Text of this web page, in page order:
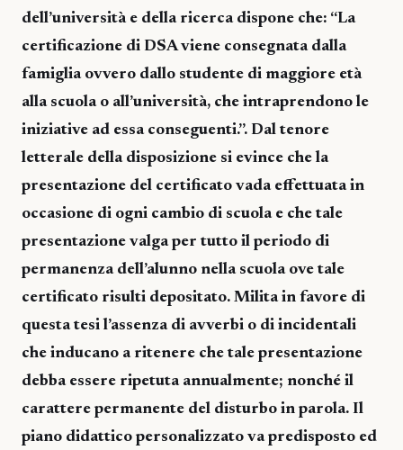
dell’università e della ricerca dispone che: “La
certificazione di DSA viene consegnata dalla
famiglia ovvero dallo studente di maggiore età
alla scuola o all’università, che intraprendono le
iniziative ad essa conseguenti.”. Dal tenore
letterale della disposizione si evince che la
presentazione del certificato vada effettuata in
occasione di ogni cambio di scuola e che tale
presentazione valga per tutto il periodo di
permanenza dell’alunno nella scuola ove tale
certificato risulti depositato. Milita in favore di
questa tesi l’assenza di avverbi o di incidentali
che inducano a ritenere che tale presentazione
debba essere ripetuta annualmente; nonché il
carattere permanente del disturbo in parola. Il
piano didattico personalizzato va predisposto ed